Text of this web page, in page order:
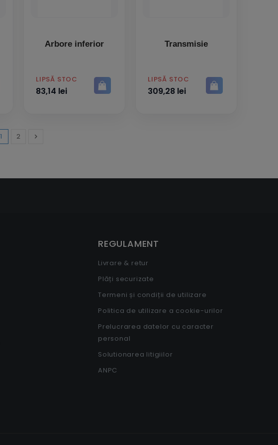
Arbore inferior
PRET
LIPSĂ STOC
83,14 lei
Transmisie
PRET
LIPSĂ STOC
309,28 lei
1 2 Inainte

REGULAMENT
Livrare & retur
Plăți securizate
Termeni și condiții de utilizare
Politica de utilizare a cookie-urilor
Prelucrarea datelor cu caracter
personal
Solutionarea litigiilor
ANPC